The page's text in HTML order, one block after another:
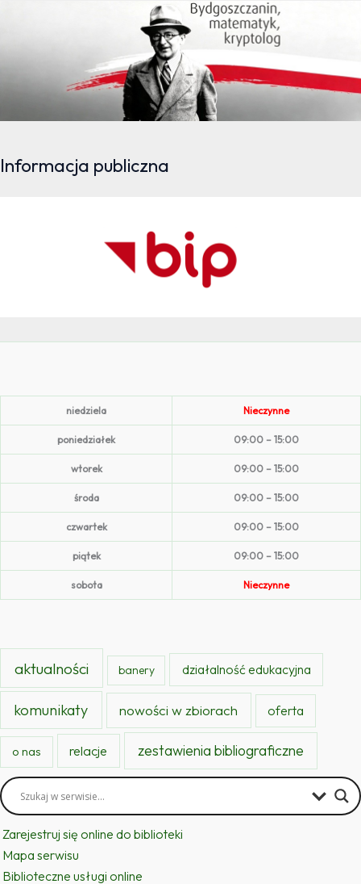
Informacja publiczna
niedziela Nieczynne
poniedziałek 09:00 – 15:00
wtorek 09:00 – 15:00
środa 09:00 – 15:00
czwartek 09:00 – 15:00
piątek 09:00 – 15:00
sobota Nieczynne
aktualności banery działalność edukacyjna
komunikaty nowości w zbiorach oferta
o nas relacje zestawienia bibliograficzne
Zarejestruj się online do biblioteki
Mapa serwisu
Biblioteczne usługi online